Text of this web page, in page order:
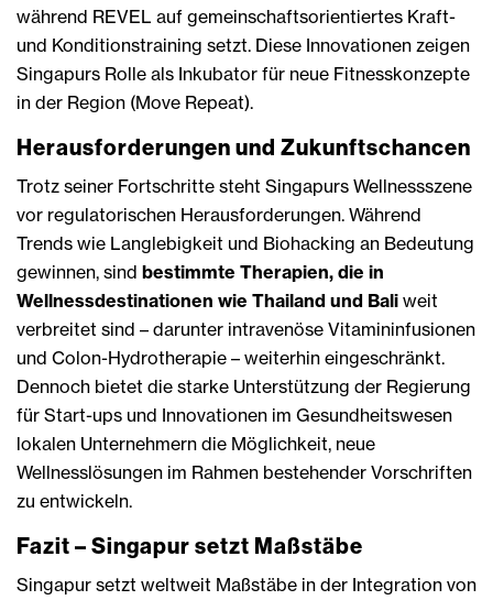
während REVEL auf gemeinschaftsorientiertes Kraft-
und Konditionstraining setzt. Diese Innovationen zeigen
Singapurs Rolle als Inkubator für neue Fitnesskonzepte
in der Region (Move Repeat).
Herausforderungen und Zukunftschancen
Trotz seiner Fortschritte steht Singapurs Wellnessszene
vor regulatorischen Herausforderungen. Während
Trends wie Langlebigkeit und Biohacking an Bedeutung
gewinnen, sind bestimmte Therapien, die in
Wellnessdestinationen wie Thailand und Bali weit
verbreitet sind – darunter intravenöse Vitamininfusionen
und Colon-Hydrotherapie – weiterhin eingeschränkt.
Dennoch bietet die starke Unterstützung der Regierung
für Start-ups und Innovationen im Gesundheitswesen
lokalen Unternehmern die Möglichkeit, neue
Wellnesslösungen im Rahmen bestehender Vorschriften
zu entwickeln.
Fazit – Singapur setzt Maßstäbe
Singapur setzt weltweit Maßstäbe in der Integration von